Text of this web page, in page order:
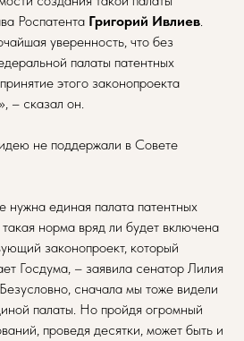
Роспатента Григорий Ивлиев.
уверенность, что без
палаты патентных
этого законопроекта
– сказал он.
не поддержали в Совете
нужна единая палата патентных
норма вряд ли будет включена
законопроект, который
Госдума, – заявила сенатор Лилия
сначала мы тоже видели
палаты. Но пройдя огромный
проведя десятки, может быть и